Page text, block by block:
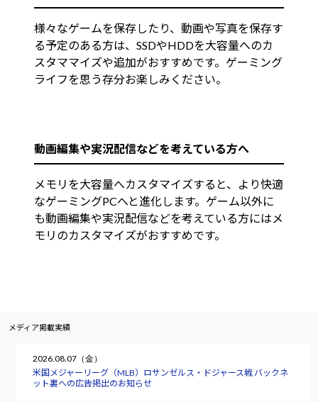
様々なゲームを保存したり、動画や写真を保存す
る予定のある方は、SSDやHDDを大容量へのカ
スタママイズや追加がおすすめです。ゲーミング
ライフを思う存分お楽しみください。
動画編集や実況配信などを考えている方へ
メモリを大容量へカスタマイズすると、より快適
なゲーミングPCへと進化します。ゲーム以外に
も動画編集や実況配信などを考えている方にはメ
モリのカスタマイズがおすすめです。
メディア掲載実績
2026.08.07（金）
米国メジャーリーグ（MLB）ロサンゼルス・ドジャース戦 バックネ
ット裏への広告掲出のお知らせ